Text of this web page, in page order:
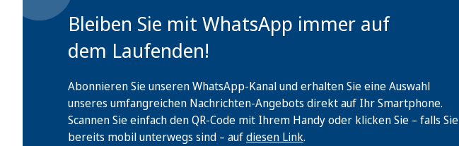
Bleiben Sie mit WhatsApp immer auf
dem Laufenden!
Abonnieren Sie unseren WhatsApp-Kanal und erhalten Sie eine Auswahl
unseres umfangreichen Nachrichten-Angebots direkt auf Ihr Smartphone.
Scannen Sie einfach den QR-Code mit Ihrem Handy oder klicken Sie – falls Sie
bereits mobil unterwegs sind – aufdiesen Link.